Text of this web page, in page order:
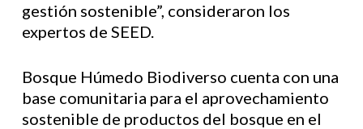
gestión sostenible”, consideraron los
expertos de SEED.
Bosque Húmedo Biodiverso cuenta con una
base comunitaria para el aprovechamiento
sostenible de productos del bosque en el